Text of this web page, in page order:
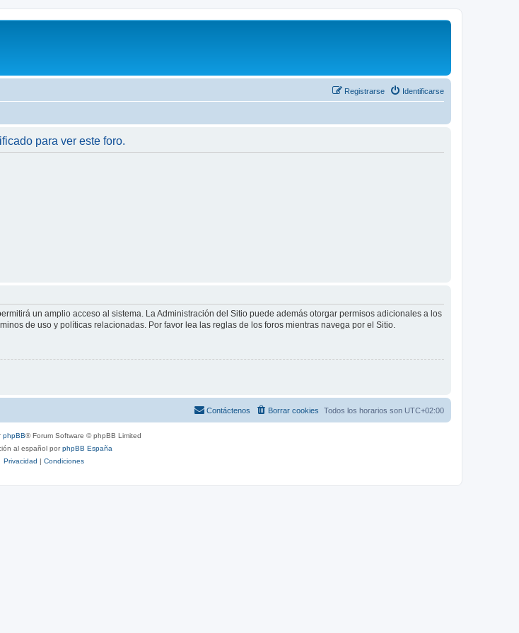
Identificarse
Registrarse
para ver este foro.
un amplio acceso al sistema. La Administración del Sitio puede además otorgar permisos adicionales a los
de uso y políticas relacionadas. Por favor lea las reglas de los foros mientras navega por el Sitio.
Todos los horarios son UTC+02:00
Borrar cookies
Contáctenos
phpBB® Forum Software © phpBB Limited
al español porphpBB España
Privacidad | Condiciones